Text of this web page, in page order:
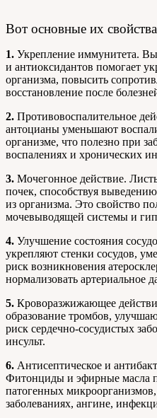
Вот основные их
1. Укрепление иммунитета.
и антиоксидантов помогает
организма, повысить
восстановление после
2. Противовоспалительное
антоцианы уменьшают
организме, что полезно при
воспалениях и хронических
3. Мочегонное действие.
почек, способствуя
из организма. Это свойство
мочевыводящей системы и
4. Улучшение состояния
укрепляют стенки сосудов,
риск возникновения
нормализовать артериальное
5. Кроворазжижающее
образование тромбов,
риск сердечно-сосудистых
инсульт.
6. Антисептическое и
Фитонциды и эфирные масла
патогенных
заболеваниях, ангине,